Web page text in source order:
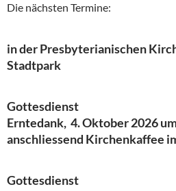
Die nächsten Termine:
in derPresbyterianischen
Stadtpark
Gottesdienst
Erntedank, 4. Oktober 2026
anschliessend Kirchenkaffee
Gottesdienst